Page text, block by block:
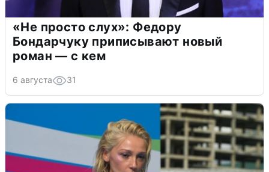
«Не просто слух»: Федору
Бондарчуку приписывают новый
роман — с кем
6 августа 31